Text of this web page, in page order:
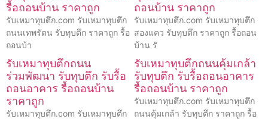
รื้อถอนบ้าน ราคาถูก
รับเหมาทุบตึก.com รับเหมาทุบตึก
ถนนเทพรัตน รับทุบตึก ราคาถูก รื้อ
ถอนบ้า
ถอนบ้าน ราคาถูก
รับเหมาทุบตึก.com รับเหมาทุบตึก
สองแคว รับทุบตึก ราคาถูก รื้อถอน
บ้าน รั
รับเหมาทุบตึกถนน
ร่วมพัฒนา รับทุบตึก รับรื้อ
ถอนอาคาร รื้อถอนบ้าน
ราคาถูก
รับเหมาทุบตึก.com รับเหมาทุบตึก
รับเหมาทุบตึกถนนคุ้มเกล้า
รับทุบตึก รับรื้อถอนอาคาร
รื้อถอนบ้าน ราคาถูก
รับเหมาทุบตึก.com รับเหมาทุบตึก
ถนนคุ้มเกล้า รับทุบตึก ราคาถูก รื้อ